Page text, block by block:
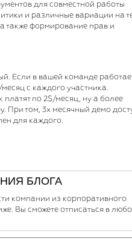
для совместной работы
и различные вариации на
также формирование прав и
Если в вашей команде
с каждого участника.
по 2$/месяц, ну а более
При том, 3х месячный демо
для каждого.
БЛОГА
компании из корпоративного
Вы сможете отписаться в